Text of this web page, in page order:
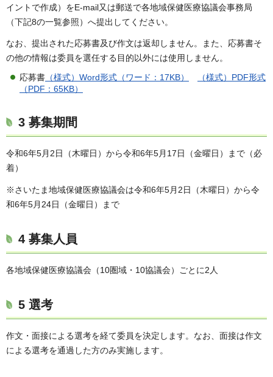
イントで作成）をE-mail又は郵送で各地域保健医療協議会事務局
（下記8の一覧参照）へ提出してください。
なお、提出された応募書及び作文は返却しません。また、応募書そ
の他の情報は委員を選任する目的以外には使用しません。
応募書 （様式）Word形式（ワード：17KB）
（様式）PDF形式
（PDF：65KB）
3 募集期間
令和6年5月2日（木曜日）から令和6年5月17日（金曜日）まで（必
着）
※さいたま地域保健医療協議会は令和6年5月2日（木曜日）から令
和6年5月24日（金曜日）まで
4 募集人員
各地域保健医療協議会（10圏域・10協議会）ごとに2人
5 選考
作文・面接による選考を経て委員を決定します。なお、面接は作文
による選考を通過した方のみ実施します。